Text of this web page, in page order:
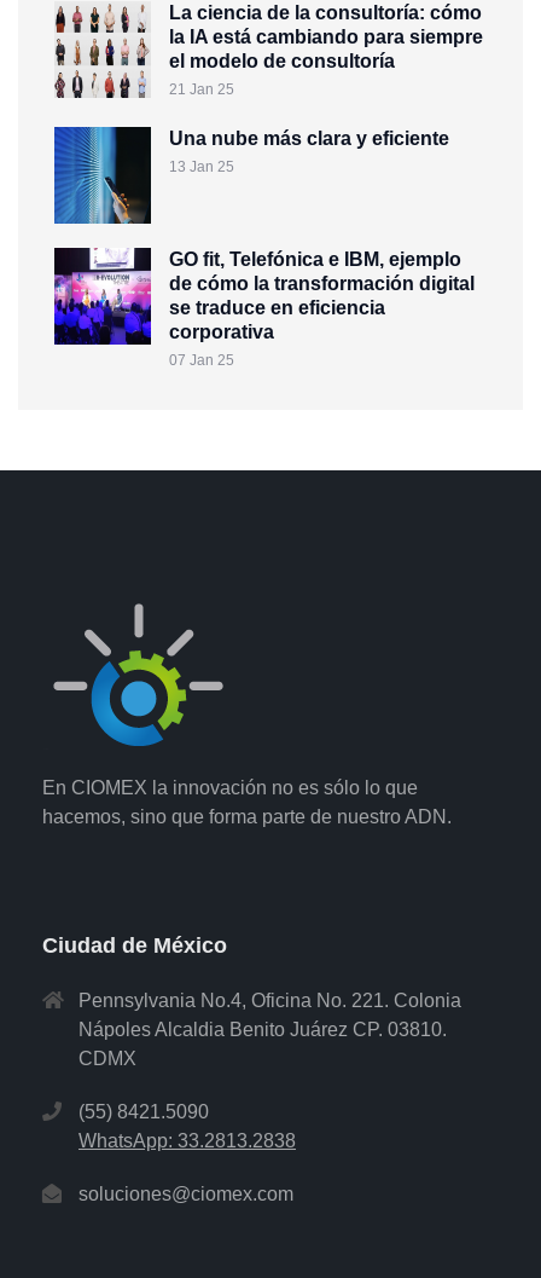
La ciencia de la consultoría: cómo
la IA está cambiando para siempre
el modelo de consultoría
21 Jan 25
Una nube más clara y eficiente
13 Jan 25
GO fit, Telefónica e IBM, ejemplo
de cómo la transformación digital
se traduce en eficiencia
corporativa
07 Jan 25
En CIOMEX la innovación no es sólo lo que
hacemos, sino que forma parte de nuestro ADN.
Ciudad de México
Pennsylvania No.4, Oficina No. 221. Colonia
Nápoles Alcaldia Benito Juárez CP. 03810.
CDMX
(55) 8421.5090
WhatsApp: 33.2813.2838
soluciones@ciomex.com